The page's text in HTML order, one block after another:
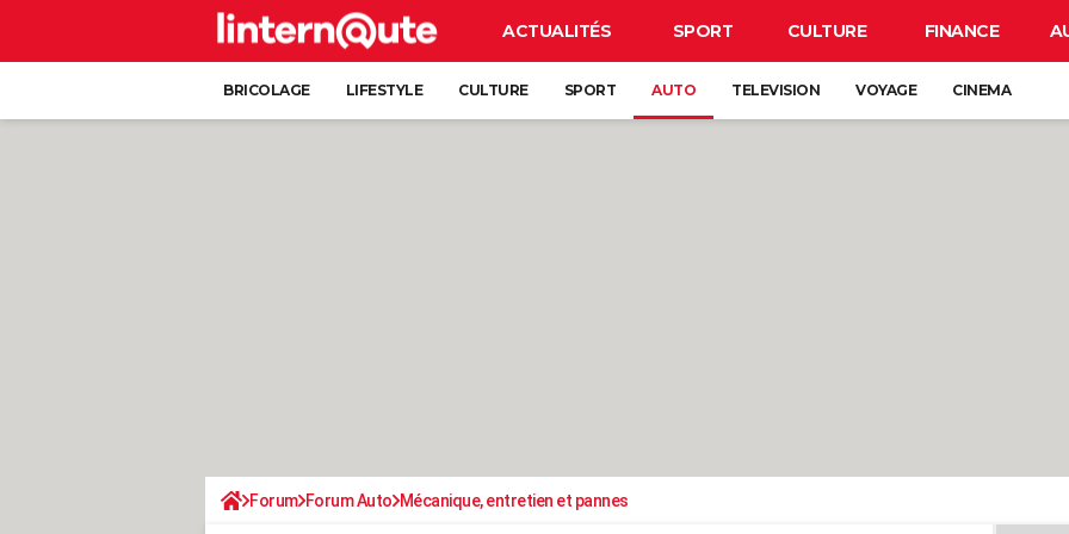
ACTUALITÉS SPORT CULTURE FINANCE
BRICOLAGE LIFESTYLE CULTURE SPORT AUTO TELEVISION VOYAGE CINEMA
Forum Forum Auto Mécanique, entretien et pannes